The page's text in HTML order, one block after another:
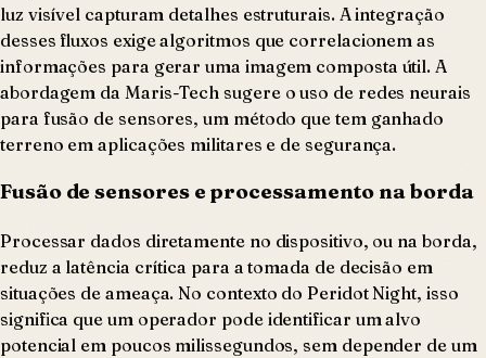
luz visível capturam detalhes estruturais. A integração
desses fluxos exige algoritmos que correlacionem as
informações para gerar uma imagem composta útil. A
abordagem da Maris-Tech sugere o uso de redes neurais
para fusão de sensores, um método que tem ganhado
terreno em aplicações militares e de segurança.
Fusão de sensores e processamento na borda
Processar dados diretamente no dispositivo, ou na borda,
reduz a latência crítica para a tomada de decisão em
situações de ameaça. No contexto do Peridot Night, isso
significa que um operador pode identificar um alvo
potencial em poucos milissegundos, sem depender de um